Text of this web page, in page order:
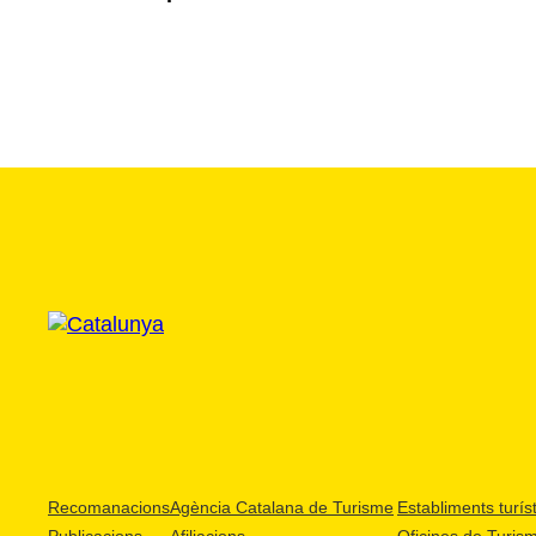
RecomanacionsAgència Catalana de Turisme Establiments